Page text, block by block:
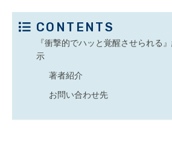
CONTENTS
『衝撃的でハッと覚醒させられる
示
著者紹介
お問い合わせ先